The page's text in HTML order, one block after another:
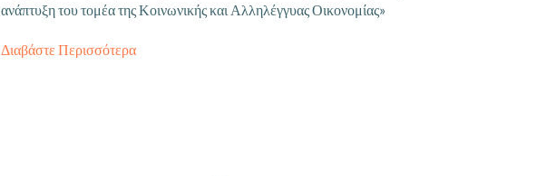
ανάπτυξη του τομέα της Κοινωνικής και Αλληλέγγυας Οικονομίας»
Διαβάστε Περισσότερα